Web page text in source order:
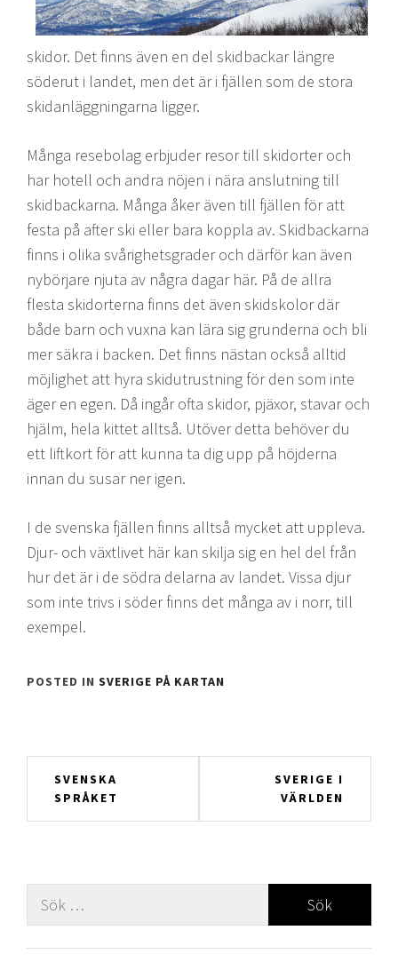
skidor. Det finns även en del skidbackar längre
söderut i landet, men det är i fjällen som de stora
skidanläggningarna ligger.
Många resebolag erbjuder resor till skidorter och
har hotell och andra nöjen i nära anslutning till
skidbackarna. Många åker även till fjällen för att
festa på after ski eller bara koppla av. Skidbackarna
finns i olika svårighetsgrader och därför kan även
nybörjare njuta av några dagar här. På de allra
flesta skidorterna finns det även skidskolor där
både barn och vuxna kan lära sig grunderna och bli
mer säkra i backen. Det finns nästan också alltid
möjlighet att hyra skidutrustning för den som inte
äger en egen. Då ingår ofta skidor, pjäxor, stavar och
hjälm, hela kittet alltså. Utöver detta behöver du
ett liftkort för att kunna ta dig upp på höjderna
innan du susar ner igen.
I de svenska fjällen finns alltså mycket att uppleva.
Djur- och växtlivet här kan skilja sig en hel del från
hur det är i de södra delarna av landet. Vissa djur
som inte trivs i söder finns det många av i norr, till
exempel.
POSTED IN SVERIGE PÅ KARTAN
Inläggsnavigering
SVENSKA
SPRÅKET
SVERIGE I
VÄRLDEN
Sök